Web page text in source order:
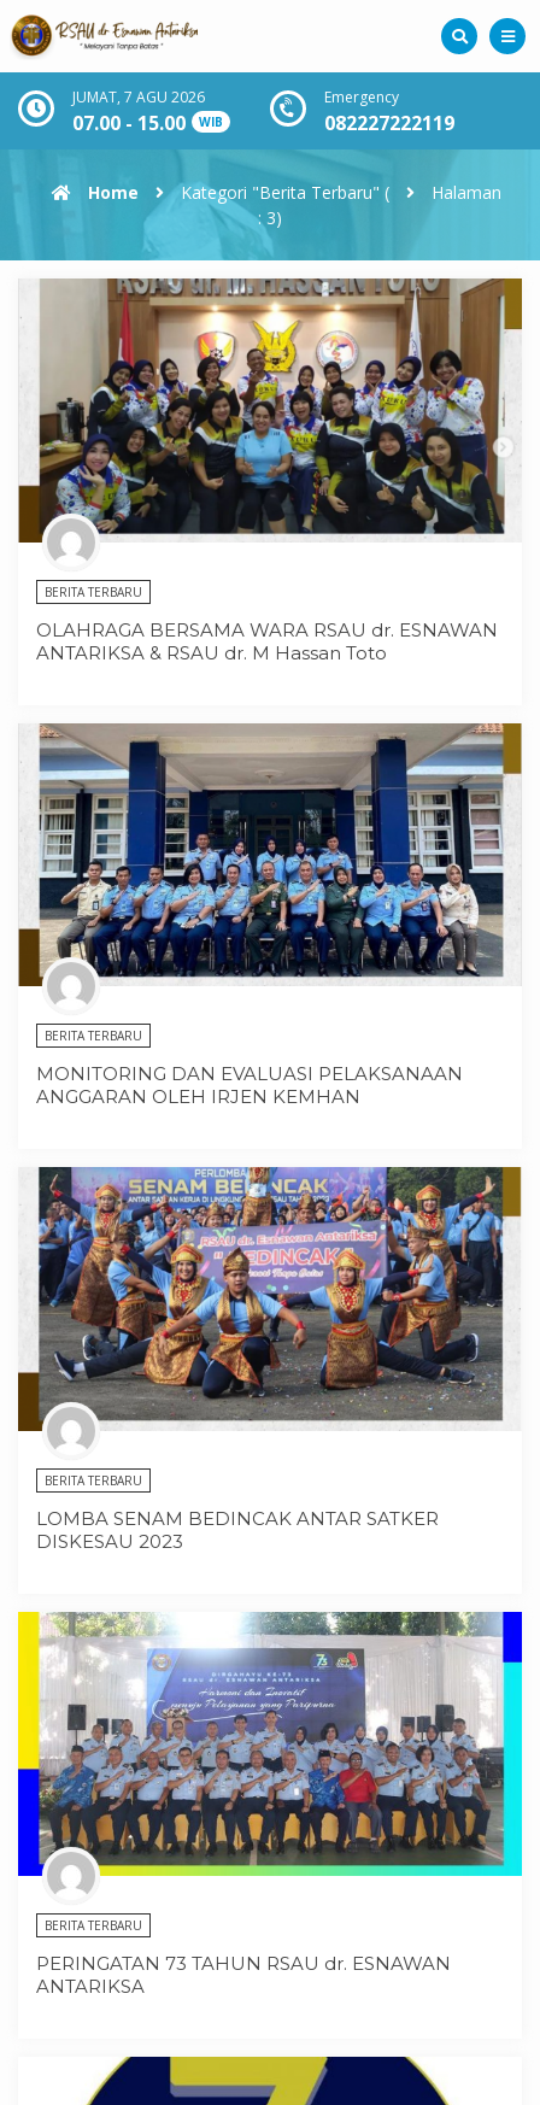
JUMAT, 7 AGU 2026
07.00 - 15.00 WIB
Emergency
082227222119
Home Kategori "Berita Terbaru" (
Halaman
: 3)
BERITA TERBARU
OLAHRAGA BERSAMA WARA RSAU dr. ESNAWAN
ANTARIKSA & RSAU dr. M Hassan Toto
BERITA TERBARU
MONITORING DAN EVALUASI PELAKSANAAN
ANGGARAN OLEH IRJEN KEMHAN
BERITA TERBARU
LOMBA SENAM BEDINCAK ANTAR SATKER
DISKESAU 2023
BERITA TERBARU
PERINGATAN 73 TAHUN RSAU dr. ESNAWAN
ANTARIKSA